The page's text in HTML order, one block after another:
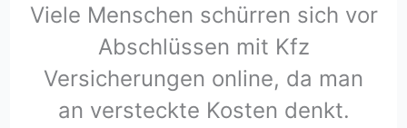
Viele Menschen schürren sich vor
Abschlüssen mit Kfz
Versicherungen online, da man
an versteckte Kosten denkt.